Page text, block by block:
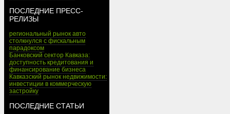
ПОСЛЕДНИЕ ПРЕСС-
РЕЛИЗЫ
региональный рынок авто
столкнулся с фискальным
парадоксом
Банковский сектор Кавказа:
доступность кредитования и
финансирование бизнеса
Кавказский рынок недвижимости:
инвестиции в коммерческую
застройку
ПОСЛЕДНИЕ СТАТЬИ